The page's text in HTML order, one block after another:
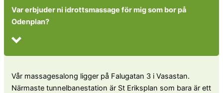
Var erbjuder ni idrottsmassage för mig som bor på
Odenplan?
Vår massagesalong ligger på Falugatan 3 i Vasastan.
Närmaste tunnelbanestation är St Eriksplan som bara är ett